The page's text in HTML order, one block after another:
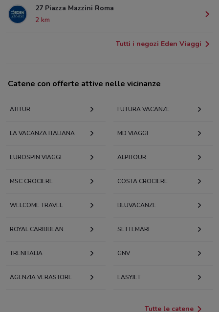
27 Piazza Mazzini Roma
2 km
Tutti i negozi Eden Viaggi
Catene con offerte attive nelle vicinanze
ATITUR FUTURA VACANZE
LA VACANZA ITALIANA MD VIAGGI
EUROSPIN VIAGGI ALPITOUR
MSC CROCIERE COSTA CROCIERE
WELCOME TRAVEL BLUVACANZE
ROYAL CARIBBEAN SETTEMARI
TRENITALIA GNV
AGENZIA VERASTORE EASYJET
Tutte le catene